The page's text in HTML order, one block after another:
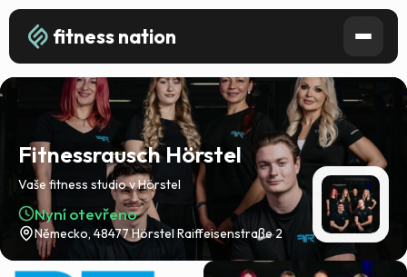
fitness nation
Fitnessrausch Hörstel
Vaše fitness studio v Hörstel
Nyní otevřeno
Německo, 48477 Hörstel Raiffeisenstraße 2